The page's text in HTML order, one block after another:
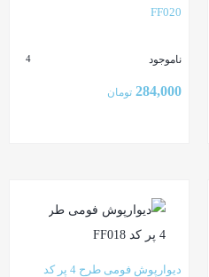
FF020
ناموجود 4
284,000 تومان
دیوارپوش فومی طرح 4 پر کد